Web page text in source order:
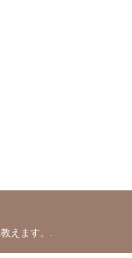
えます。.